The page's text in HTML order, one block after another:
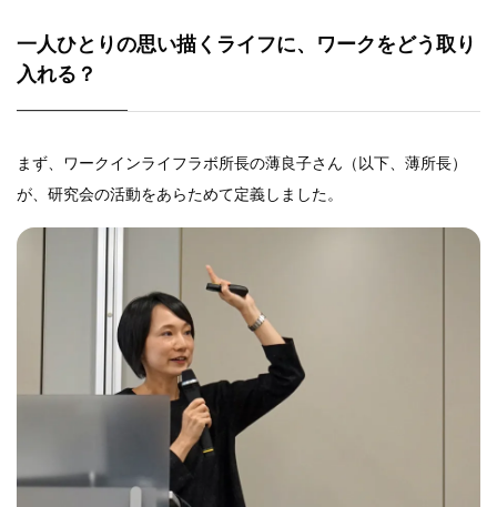
一人ひとりの思い描くライフに、ワークをどう取り
入れる？
まず、ワークインライフラボ所長の薄良子さん（以下、薄所長）
が、研究会の活動をあらためて定義しました。